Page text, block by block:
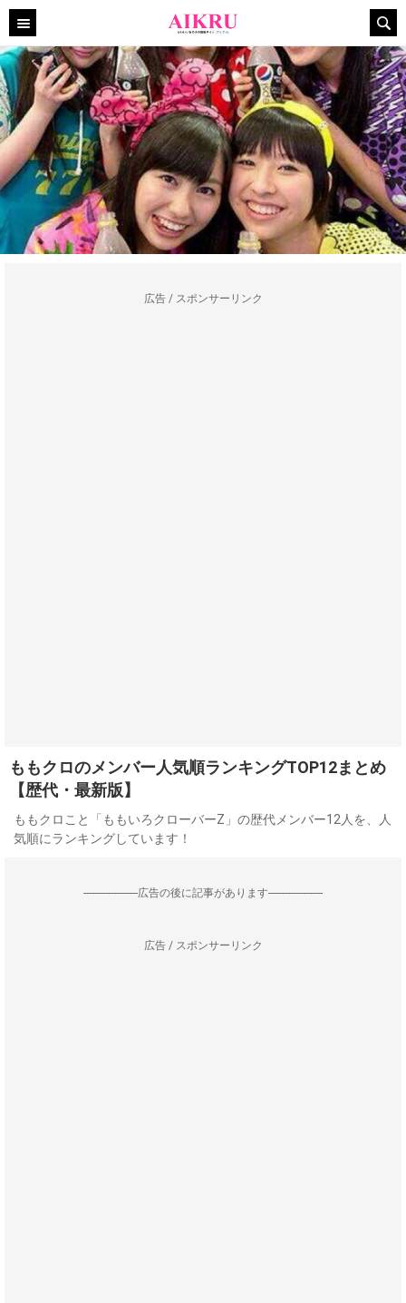
広告 / スポンサーリンク
ももクロのメンバー人気順ランキングTOP12まとめ
【歴代・最新版】
ももクロこと「ももいろクローバーZ」の歴代メンバー12人を、人
気順にランキングしています！
--------------------広告の後に記事があります--------------------
広告 / スポンサーリンク